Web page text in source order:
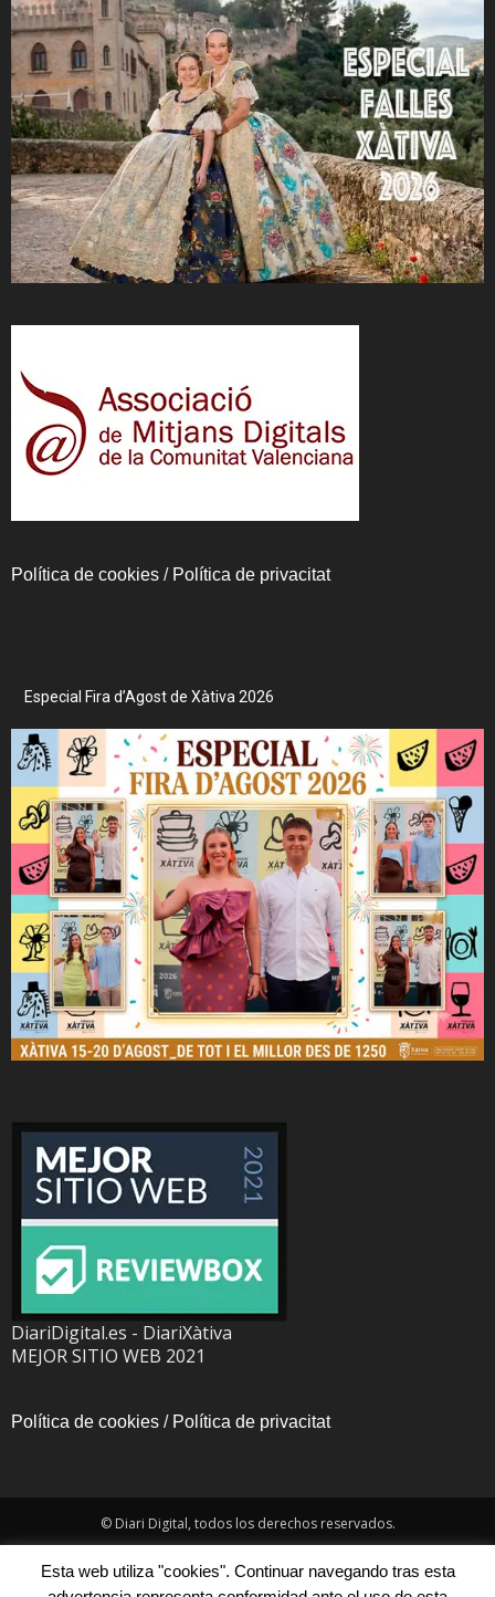
Política de cookies / Política de privacitat
Especial Fira d’Agost de Xàtiva 2026
DiariDigital.es - DiariXàtiva
MEJOR SITIO WEB 2021
Política de cookies / Política de privacitat
© Diari Digital, todos los derechos reservados.
Esta web utiliza "cookies". Continuar navegando tras esta